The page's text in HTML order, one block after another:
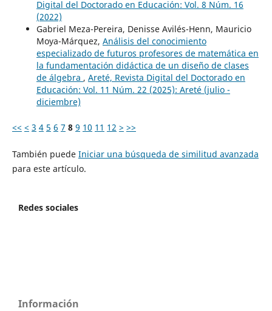
Digital del Doctorado en Educación: Vol. 8 Núm. 16
(2022)
Gabriel Meza-Pereira, Denisse Avilés-Henn, Mauricio
Moya-Márquez, Análisis del conocimiento
especializado de futuros profesores de matemática en
la fundamentación didáctica de un diseño de clases
de álgebra , Areté, Revista Digital del Doctorado en
Educación: Vol. 11 Núm. 22 (2025): Areté (julio -
diciembre)
<< < 3 4 5 6 7 8 9 10 11 12 > >>
También puede Iniciar una búsqueda de similitud avanzada
para este artículo.
Redes sociales
Información